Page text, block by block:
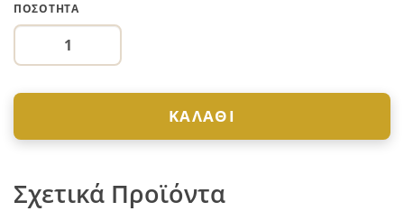
ΠΟΣΌΤΗΤΑ
ΚΑΛΆΘΙ
Σχετικά Προϊόντα